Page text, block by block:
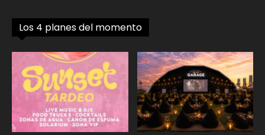
Los 4 planes del momento